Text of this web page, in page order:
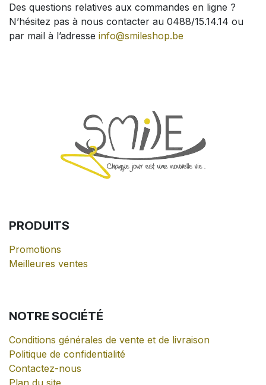
Des questions relatives aux commandes en ligne ?
N’hésitez pas à nous contacter au 0488/15.14.14 ou
par mail à l’adresse info@smileshop.be
PRODUITS
Promotions
Meilleures ventes
NOTRE SOCIÉTÉ
Conditions générales de vente et de livraison
Politique de confidentialité
Contactez-nous
Plan du site